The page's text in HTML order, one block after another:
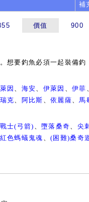
補
價值 900
想要釣魚必須一起裝備釣
因 、 海安、 伊萊因 、伊菲
克、 阿比斯 、依麗薩、馬
士(弓箭) 、墮落桑奇、 尖刺
紅色螞蟻鬼魂 、(困難)桑奇